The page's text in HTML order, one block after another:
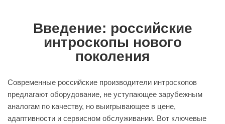
Введение: российские
интроскопы нового
поколения
Современные российские производители интроскопов
предлагают оборудование, не уступающее зарубежным
аналогам по качеству, но выигрывающее в цене,
адаптивности и сервисном обслуживании. Вот ключевые